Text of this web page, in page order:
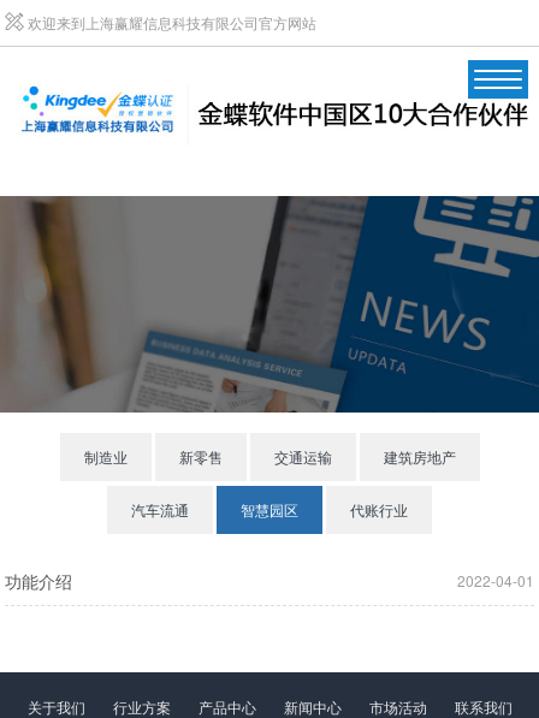
欢迎来到上海赢耀信息科技有限公司官方网站
制造业 新零售 交通运输 建筑房地产
汽车流通 智慧园区 代账行业
2022-04-01
功能介绍
关于我们 行业方案 产品中心 新闻中心 市场活动 联系我们